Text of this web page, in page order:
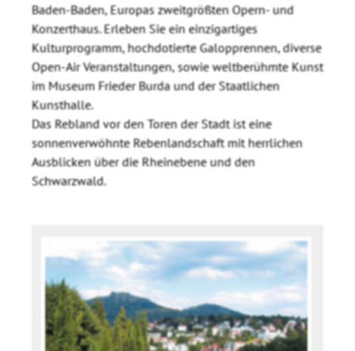
Baden-Baden, Europas zweitgrößten Opern- und
Konzerthaus. Erleben Sie ein einzigartiges
Kulturprogramm, hochdotierte Galopprennen, diverse
Open-Air Veranstaltungen, sowie weltberühmte Kunst
im Museum Frieder Burda und der Staatlichen
Kunsthalle.
Das Rebland vor den Toren der Stadt ist eine
sonnenverwöhnte Rebenlandschaft mit herrlichen
Ausblicken über die Rheinebene und den
Schwarzwald.